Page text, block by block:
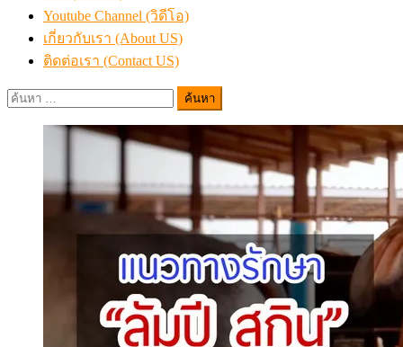
Youtube Channel (วิดีโอ)
เกี่ยวกับเรา (About US)
ติดต่อเรา (Contact US)
ค้นหา